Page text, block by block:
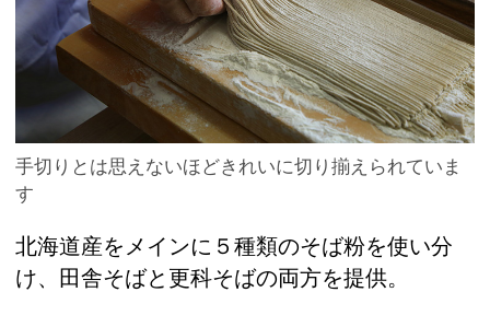
手切りとは思えないほどきれいに切り揃えられていま
す
北海道産をメインに５種類のそば粉を使い分
け、田舎そばと更科そばの両方を提供。